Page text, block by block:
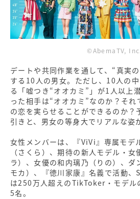
©AbemaTV, Inc.
デートや共同作業を通して、“真実
する10人の男女。ただし、10人の
る「嘘つき“オオカミ”」が1人以上
った相手は“オオカミ”なのか？そ
の恋を実らせることができるのか？
引きと、男女の等身大でリアルな姿
女性メンバーは、『ViVi』専属モデ
（さくら）、期待の新人モデル・
ラ）、女優の和内璃乃（りの）、
モカ）、『徳川家康』名義で活動、
は250万人超えのTikToker・モデル
5名。